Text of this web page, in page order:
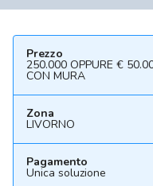
Prezzo
250.000 OPPURE €
CON MURA
Zona
LIVORNO
Pagamento
Unica soluzione